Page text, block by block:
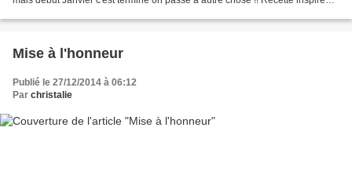
Mise à l'honneur
Publié le 27/12/2014 à 06:12
Par christalie